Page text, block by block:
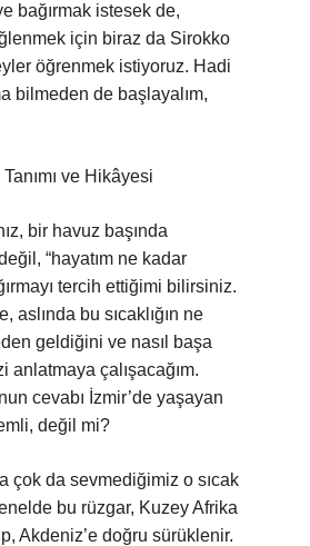
bağırmak istesek de,
için biraz da Sirokko
öğrenmek istiyoruz. Hadi
bilmeden de başlayalım,
ve Hikâyesi
bir havuz başında
“hayatım ne kadar
tercih ettiğimi bilirsiniz.
aslında bu sıcaklığın ne
geldiğini ve nasıl başa
anlatmaya çalışacağım.
cevabı İzmir’de yaşayan
değil mi?
çok da sevmediğimiz o sıcak
bu rüzgar, Kuzey Afrika
Akdeniz’e doğru sürüklenir.